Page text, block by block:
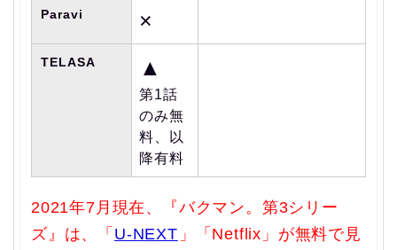
Paravi ×
TELASA ▲
第1話
のみ無
料、以
降有料
2021年7月現在、『バクマン。第3シリー
ズ』は、「 U-NEXT 」「Netflix」が無料で見